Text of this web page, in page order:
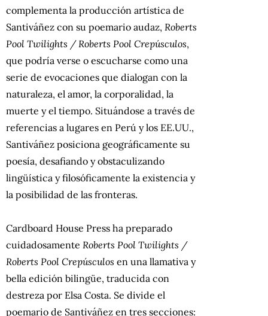
complementa la producción artística de
Santiváñez con su poemario audaz, Roberts
Pool Twilights / Roberts Pool Crepúsculos,
que podría verse o escucharse como una
serie de evocaciones que dialogan con la
naturaleza, el amor, la corporalidad, la
muerte y el tiempo. Situándose a través de
referencias a lugares en Perú y los EE.UU.,
Santiváñez posiciona geográficamente su
poesía, desafiando y obstaculizando
lingüística y filosóficamente la existencia y
la posibilidad de las fronteras.
Cardboard House Press ha preparado
cuidadosamente Roberts Pool Twilights /
Roberts Pool Crepúsculos en una llamativa y
bella edición bilingüe, traducida con
destreza por Elsa Costa. Se divide el
poemario de Santiváñez en tres secciones: